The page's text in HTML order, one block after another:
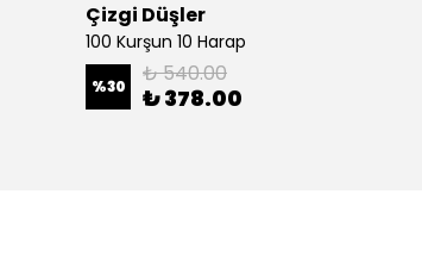
Çizgi Düşler
100 Kurşun 10 Harap
%30 ₺ 540.00
₺ 378.00